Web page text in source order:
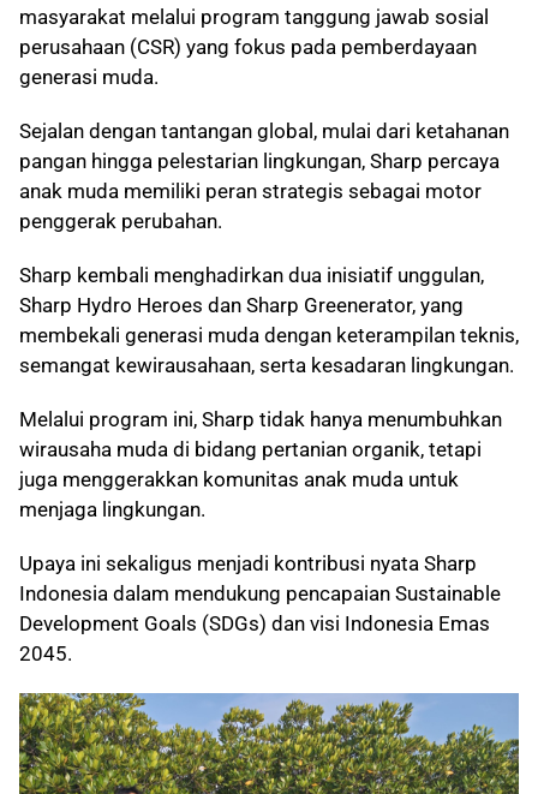
masyarakat melalui program tanggung jawab sosial
perusahaan (CSR) yang fokus pada pemberdayaan
generasi muda.
Sejalan dengan tantangan global, mulai dari ketahanan
pangan hingga pelestarian lingkungan, Sharp percaya
anak muda memiliki peran strategis sebagai motor
penggerak perubahan.
Sharp kembali menghadirkan dua inisiatif unggulan,
Sharp Hydro Heroes dan Sharp Greenerator, yang
membekali generasi muda dengan keterampilan teknis,
semangat kewirausahaan, serta kesadaran lingkungan.
Melalui program ini, Sharp tidak hanya menumbuhkan
wirausaha muda di bidang pertanian organik, tetapi
juga menggerakkan komunitas anak muda untuk
menjaga lingkungan.
Upaya ini sekaligus menjadi kontribusi nyata Sharp
Indonesia dalam mendukung pencapaian Sustainable
Development Goals (SDGs) dan visi Indonesia Emas
2045.